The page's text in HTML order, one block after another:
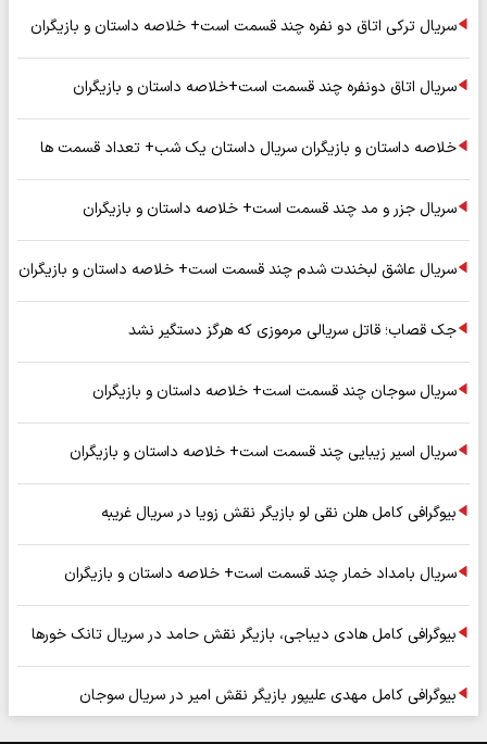
سریال ترکی اتاق دو نفره چند قسمت است+ خلاصه داستان و بازیگران
سریال اتاق دونفره چند قسمت است+خلاصه داستان و بازیگران
خلاصه داستان و بازیگران سریال داستان یک شب+ تعداد قسمت ها
سریال جزر و مد چند قسمت است+ خلاصه داستان و بازیگران
سریال عاشق لبخندت شدم چند قسمت است+ خلاصه داستان و بازیگران
جک قصاب؛ قاتل سریالی مرموزی که هرگز دستگیر نشد
سریال سوجان چند قسمت است+ خلاصه داستان و بازیگران
سریال اسیر زیبایی چند قسمت است+ خلاصه داستان و بازیگران
بیوگرافی کامل هلن نقی لو بازیگر نقش زویا در سریال غریبه
سریال بامداد خمار چند قسمت است+ خلاصه داستان و بازیگران
بیوگرافی کامل هادی دیباجی، بازیگر نقش حامد در سریال تانک خورها
بیوگرافی کامل مهدی علیپور بازیگر نقش امیر در سریال سوجان